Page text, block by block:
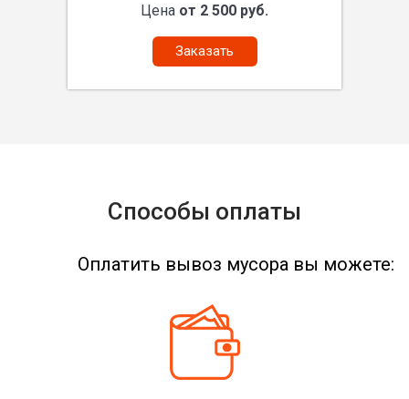
Цена от 2 500 руб.
Заказать
Способы оплаты
Оплатить вывоз мусора вы можете: